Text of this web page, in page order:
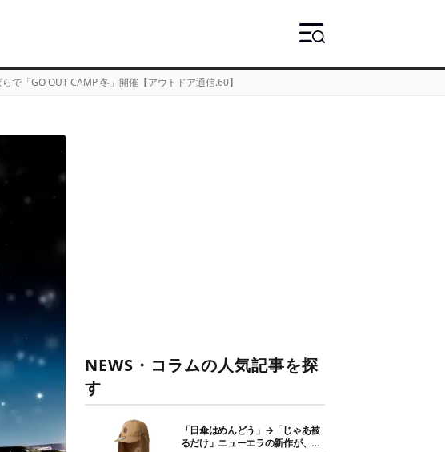
で「GO OUT CAMP 冬」開催【アウトドア通信.60】
NEWS・コラムの人気記事を探
す
「日傘はめんどう」→「じゃあ被
るだけ」ニューエラの新作が、真